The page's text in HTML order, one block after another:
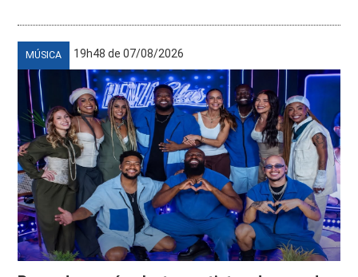
MÚSICA 19h48 de 07/08/2026